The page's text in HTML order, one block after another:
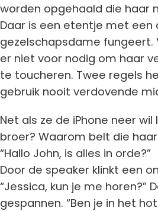
worden opgehaald die haar
Daar is een etentje met een
gezelschapsdame fungeert.
er niet voor nodig om haar
te toucheren. Twee regels
gebruik nooit verdovende
Net als ze de iPhone neer
broer? Waarom belt die
“Hallo John, is alles in orde?”
Door de speaker klinkt een
“Jessica, kun je me horen?”
gespannen. “Ben je in het